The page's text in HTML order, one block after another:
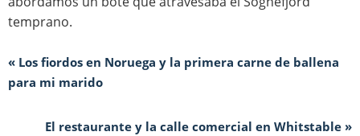
temprano.
« Los fiordos en Noruega y la primera carne de ballena
para mi marido
El restaurante y la calle comercial en Whitstable »